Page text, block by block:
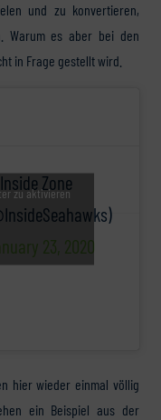
und zu konvertieren,
Warum es aber bei den
in Frage gestellt wird.
Zone
23, 2020
zu aktivieren
hier wieder einmal völlig
ein Beispiel aus der